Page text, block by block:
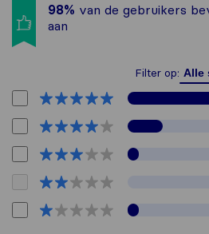
98% van de gebruikers
aan
Filter op: